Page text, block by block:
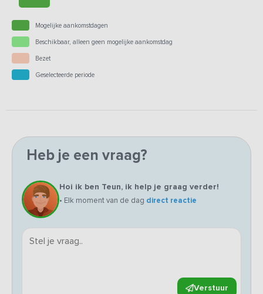
Mogelijke aankomstdagen
Beschikbaar, alleen geen mogelijke aankomstdag
Bezet
Geselecteerde periode
Heb je een vraag?
Hoi ik ben Teun, ik help je graag verder!
• Elk moment van de dag direct reactie
Verstuur